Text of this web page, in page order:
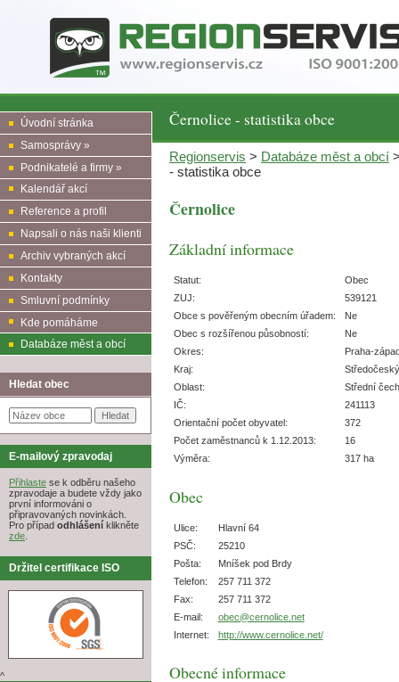
Černolice - statistika obce
Úvodní stránka
Samosprávy »
Podnikatelé a firmy »
Kalendář akcí
Reference a profil
Napsali o nás naši klienti
Archiv vybraných akcí
Kontakty
Smluvní podmínky
Kde pomáháme
Databáze měst a obcí
Hledat obec
E-mailový zpravodaj
Přihlaste se k odběru našeho
zpravodaje a budete vždy jako
první informováni o
připravovaných novinkách.
Pro případ odhlášení klikněte
zde.
Držitel certifikace ISO
^
Regionservis > Databáze měst a obcí
- statistika obce
Černolice
Základní informace
Statut:
Obec
ZUJ:
539121
Obce s pověřeným obecním úřadem:
Ne
Obec s rozšířenou působností:
Ne
Okres:
Praha-
Kraj:
Středočeský
Oblast:
Střední
IČ:
241113
Orientační počet obyvatel:
372
Počet zaměstnanců k 1.12.2013:
16
Výměra:
317 ha
Obec
Ulice:
Hlavní 64
PSČ:
25210
Pošta:
Mníšek pod Brdy
Telefon:
257 711 372
Fax:
257 711 372
E-mail:
obec@cernolice.net
Internet:
http://www.cernolice.net/
Obecné informace